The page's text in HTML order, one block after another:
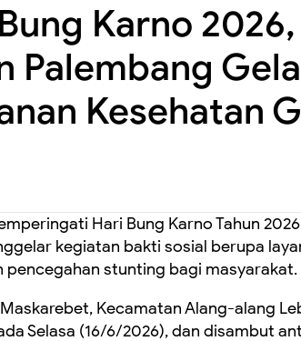
Karno 2026,
Palembang
Kesehatan
Hari Bung Karno Tahun
kegiatan bakti sosial berupa
pencegahan stunting bagi masyarakat.
Kecamatan Alang-alang
Selasa (16/6/2026), dan disambut